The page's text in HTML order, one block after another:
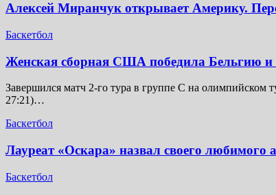
Алексей Миранчук открывает Америку.
Баскетбол
Женская сборная США победила Бельгию
Завершился матч 2-го тура в группе C на
27:21)…
Баскетбол
Лауреат «Оскара» назвал своего любимого
Баскетбол